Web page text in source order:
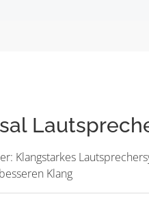
Klangstarkes
Klang